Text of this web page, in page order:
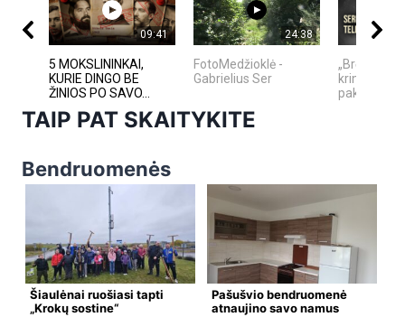
09:41
5 MOKSLININKAI,
KURIE DINGO BE
ŽINIOS PO SAVO...
24:38
FotoMedžioklė -
Gabrielius Ser
„Bręstantis
pakeitęs
TAIP PAT SKAITYKITE
Bendruomenės
Šiaulėnai ruošiasi tapti
„Krokų sostine“
Pašušvio bendruomenė
atnaujino savo namus